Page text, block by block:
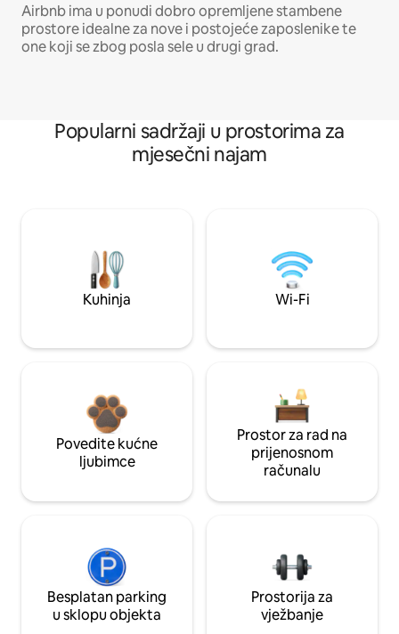
Airbnb ima u ponudi dobro opremljene stambene
prostore idealne za nove i postojeće zaposlenike te
one koji se zbog posla sele u drugi grad.
Popularni sadržaji u prostorima za
mjesečni najam
Kuhinja Wi-Fi
Povedite kućne
ljubimce
Prostor za rad na
prijenosnom
računalu
Besplatan parking
u sklopu objekta
Prostorija za
vježbanje